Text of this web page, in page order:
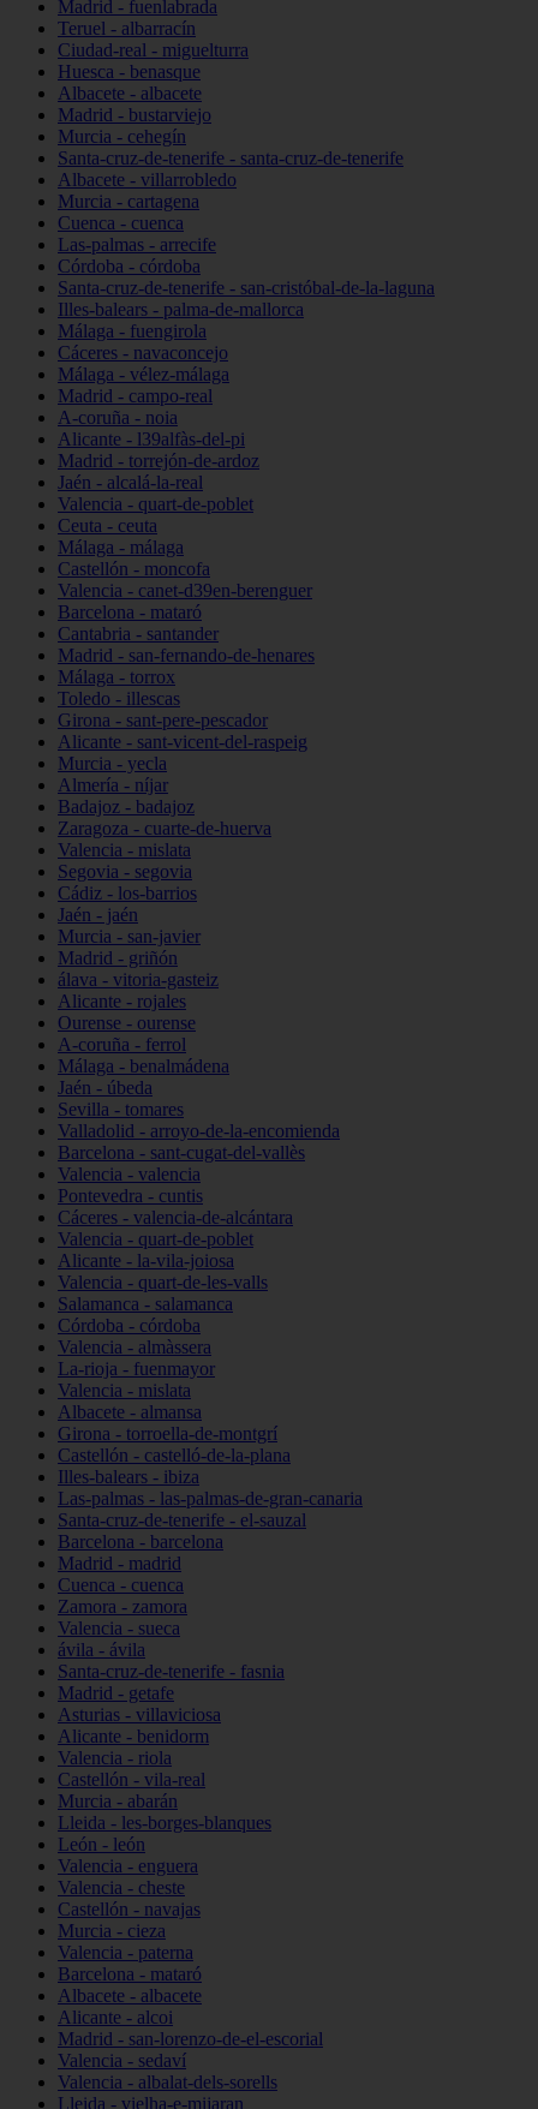
Madrid - fuenlabrada
Teruel - albarracín
Ciudad-real - miguelturra
Huesca - benasque
Albacete - albacete
Madrid - bustarviejo
Murcia - cehegín
Santa-cruz-de-tenerife - santa-cruz-de-tenerife
Albacete - villarrobledo
Murcia - cartagena
Cuenca - cuenca
Las-palmas - arrecife
Córdoba - córdoba
Santa-cruz-de-tenerife - san-cristóbal-de-la-laguna
Illes-balears - palma-de-mallorca
Málaga - fuengirola
Cáceres - navaconcejo
Málaga - vélez-málaga
Madrid - campo-real
A-coruña - noia
Alicante - l39alfàs-del-pi
Madrid - torrejón-de-ardoz
Jaén - alcalá-la-real
Valencia - quart-de-poblet
Ceuta - ceuta
Málaga - málaga
Castellón - moncofa
Valencia - canet-d39en-berenguer
Barcelona - mataró
Cantabria - santander
Madrid - san-fernando-de-henares
Málaga - torrox
Toledo - illescas
Girona - sant-pere-pescador
Alicante - sant-vicent-del-raspeig
Murcia - yecla
Almería - níjar
Badajoz - badajoz
Zaragoza - cuarte-de-huerva
Valencia - mislata
Segovia - segovia
Cádiz - los-barrios
Jaén - jaén
Murcia - san-javier
Madrid - griñón
álava - vitoria-gasteiz
Alicante - rojales
Ourense - ourense
A-coruña - ferrol
Málaga - benalmádena
Jaén - úbeda
Sevilla - tomares
Valladolid - arroyo-de-la-encomienda
Barcelona - sant-cugat-del-vallès
Valencia - valencia
Pontevedra - cuntis
Cáceres - valencia-de-alcántara
Valencia - quart-de-poblet
Alicante - la-vila-joiosa
Valencia - quart-de-les-valls
Salamanca - salamanca
Córdoba - córdoba
Valencia - almàssera
La-rioja - fuenmayor
Valencia - mislata
Albacete - almansa
Girona - torroella-de-montgrí
Castellón - castelló-de-la-plana
Illes-balears - ibiza
Las-palmas - las-palmas-de-gran-canaria
Santa-cruz-de-tenerife - el-sauzal
Barcelona - barcelona
Madrid - madrid
Cuenca - cuenca
Zamora - zamora
Valencia - sueca
ávila - ávila
Santa-cruz-de-tenerife - fasnia
Madrid - getafe
Asturias - villaviciosa
Alicante - benidorm
Valencia - riola
Castellón - vila-real
Murcia - abarán
Lleida - les-borges-blanques
León - león
Valencia - enguera
Valencia - cheste
Castellón - navajas
Murcia - cieza
Valencia - paterna
Barcelona - mataró
Albacete - albacete
Alicante - alcoi
Madrid - san-lorenzo-de-el-escorial
Valencia - sedaví
Valencia - albalat-dels-sorells
Lleida - vielha-e-mijaran